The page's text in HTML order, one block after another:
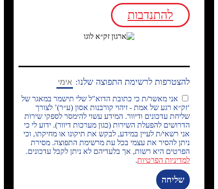
להתנדבות
להצטרפות לרשימת התפוצה שלנו:
אני מאשר/ת כי כתובת הדוא"ל שלי תישמר במאגר של
‘זק״א רגע של אמת - זיהוי קורבנות אסון (ע״ר)’ לצורך
שליחת עדכונים ודיוור. המידע עשוי להימסר לספקי שירות
הדרושים להפעלת השירות (כגון מערכות דיוור). ידוע לי כי
אני רשאי/ת לעיין במידע, לבקש את תיקונו או מחיקתו, וכי
ניתן להסיר את עצמי בכל עת מרשימת התפוצה. מסירת
הפרטים היא רשות, אך בלעדיהם לא ניתן לקבל עדכונים.
למדיניות הפרטיות.
שליחה